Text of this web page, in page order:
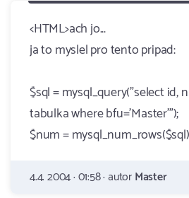
<HTML>ach jo...
ja to myslel pro tento pripad:
$sql = mysql_query("select id,
tabulka where bfu='Master'");
$num =
4.4. 2004 · 01:58 · autorMaster